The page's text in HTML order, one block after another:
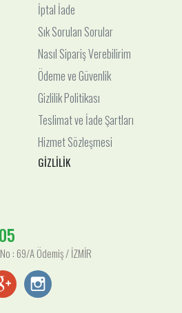
İptal İade
Sık Sorulan Sorular
Nasıl Sipariş Verebilirim
Ödeme ve Güvenlik
Gizlilik Politikası
Teslimat ve İade Şartları
Hizmet Sözleşmesi
GİZLİLİK
: 69/A Ödemiş / İZMİR